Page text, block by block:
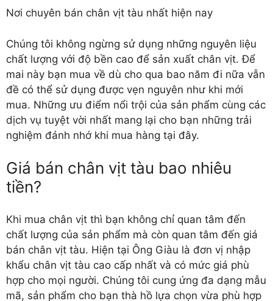
Nơi chuyên bán chân vịt tàu nhất hiện nay
Chúng tôi không ngừng sử dụng những nguyên liệu
chất lượng với độ bền cao để sản xuất chân vịt. Để
mai này bạn mua về dù cho qua bao năm đi nữa vẫn
đề có thể sử dụng được vẹn nguyên như khi mới
mua. Những ưu điểm nổi trội của sản phẩm cùng các
dịch vụ tuyệt vời nhất mang lại cho bạn những trải
nghiệm đánh nhớ khi mua hàng tại đây.
Giá bán chân vịt tàu bao nhiêu
tiền?
Khi mua chân vịt thì bạn không chỉ quan tâm đến
chất lượng của sản phẩm mà còn quan tâm đến giá
bán chân vịt tàu. Hiện tại Ông Giàu là đơn vị nhập
khẩu chân vịt tàu cao cấp nhất và có mức giá phù
hợp cho mọi người. Chúng tôi cung ứng đa dạng mẫu
mã, sản phẩm cho bạn thà hồ lựa chọn vừa phù hợp